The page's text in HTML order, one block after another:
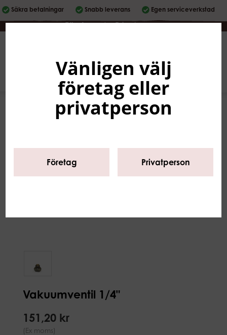
Säkra betalningar Snabb leverans Egen serviceverkstad
Företag | Privatperson
0
Vakuumventil 1/4"
151,20 kr
(Ex moms)
Vänligen välj
företag eller
privatperson
Företag Privatperson